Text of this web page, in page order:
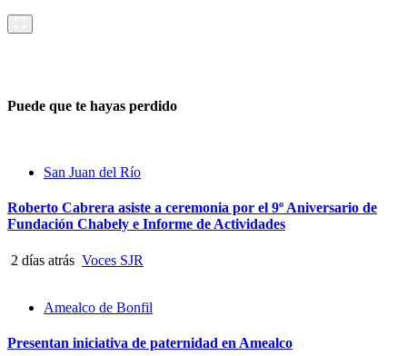
Puede que te hayas perdido
San Juan del Río
Roberto Cabrera asiste a ceremonia por el 9º Aniversario de
Fundación Chabely e Informe de Actividades
2 días atrás Voces SJR
Amealco de Bonfil
Presentan iniciativa de paternidad en Amealco